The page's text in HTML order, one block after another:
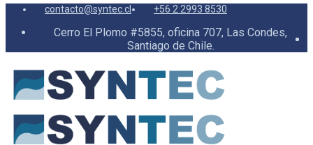
contacto@syntec.cl +56 2 2993 8530
Cerro El Plomo #5855, oficina 707, Las Condes,
Santiago de Chile.